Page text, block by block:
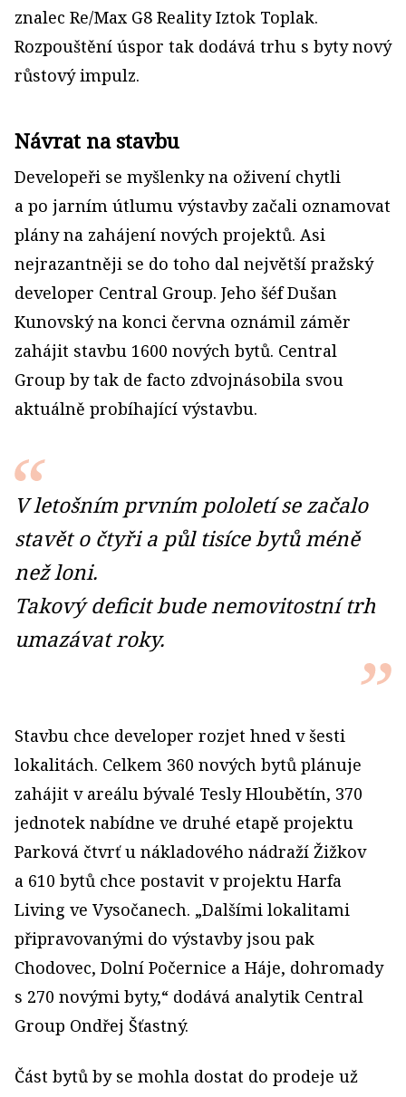
znalec Re/Max G8 Reality Iztok Toplak.
Rozpouštění úspor tak dodává trhu s byty nový
růstový impulz.
Návrat na stavbu
Developeři se myšlenky na oživení chytli
a po jarním útlumu výstavby začali oznamovat
plány na zahájení nových projektů. Asi
nejrazantněji se do toho dal největší pražský
developer Central Group. Jeho šéf Dušan
Kunovský na konci června oznámil záměr
zahájit stavbu 1600 nových bytů. Central
Group by tak de facto zdvojnásobila svou
aktuálně probíhající výstavbu.
V letošním prvním pololetí se začalo
stavět o čtyři a půl tisíce bytů méně
než loni.
Takový deficit bude nemovitostní trh
umazávat roky.
Stavbu chce developer rozjet hned v šesti
lokalitách. Celkem 360 nových bytů plánuje
zahájit v areálu bývalé Tesly Hloubětín, 370
jednotek nabídne ve druhé etapě projektu
Parková čtvrť u nákladového nádraží Žižkov
a 610 bytů chce postavit v projektu Harfa
Living ve Vysočanech. „Dalšími lokalitami
připravovanými do výstavby jsou pak
Chodovec, Dolní Počernice a Háje, dohromady
s 270 novými byty,“ dodává analytik Central
Group Ondřej Šťastný.
Část bytů by se mohla dostat do prodeje už